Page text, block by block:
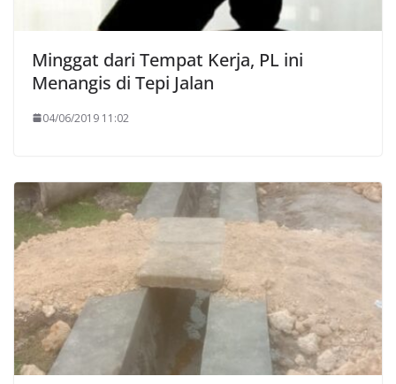
Minggat dari Tempat Kerja, PL ini
Menangis di Tepi Jalan
04/06/2019 11:02